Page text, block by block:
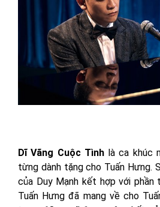
Dĩ Vãng Cuộc Tìnhlà ca khúc
từng dành tặng cho Tuấn Hưng.
của Duy Mạnh kết hợp với phần
Tuấn Hưng đã mang về cho